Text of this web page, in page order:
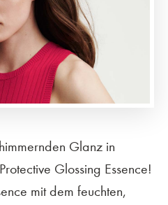
Glanz in
Glossing Essence!
mit dem feuchten,